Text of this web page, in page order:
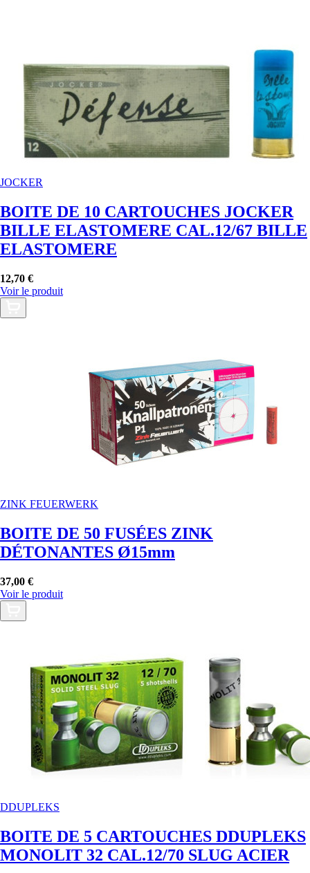
JOCKER
BOITE DE 10 CARTOUCHES JOCKER
BILLE ELASTOMERE CAL.12/67 BILLE
ELASTOMERE
12,70 €
Voir le produit
ZINK FEUERWERK
BOITE DE 50 FUSÉES ZINK
DÉTONANTES Ø15mm
37,00 €
Voir le produit
DDUPLEKS
BOITE DE 5 CARTOUCHES DDUPLEKS
MONOLIT 32 CAL.12/70 SLUG ACIER